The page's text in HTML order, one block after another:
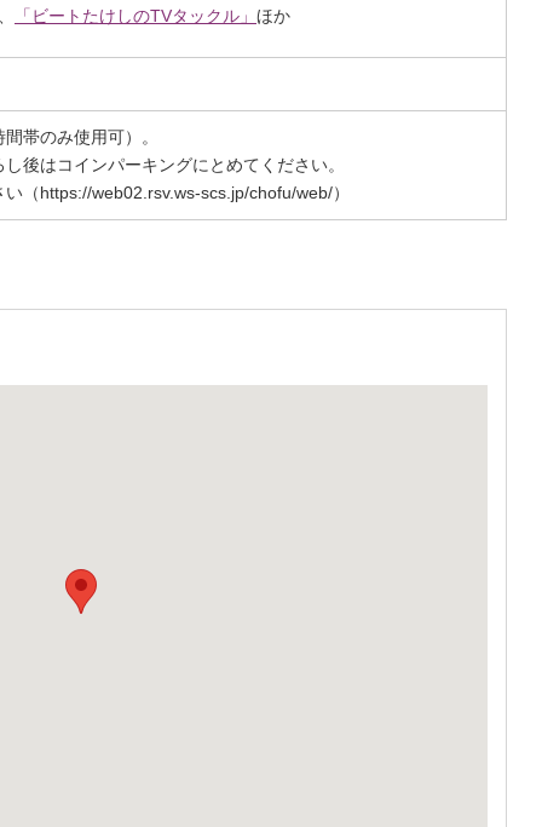
「ビートたけしのTVタックル」 ほか
帯のみ使用可）。
後はコインパーキングにとめてください。
（https://web02.rsv.ws-scs.jp/chofu/web/）